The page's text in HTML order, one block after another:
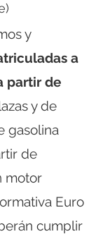
y
a
partir de
y de
gasolina
de
motor
Euro
cumplir